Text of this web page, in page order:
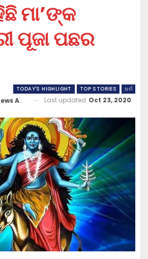
ମା’ଙ୍କ
ପୂଜା ପଛର
TODAY'S HIGHLIGHT TOP STORIES ଧର୍ମ
Last updated Oct 23, 2020